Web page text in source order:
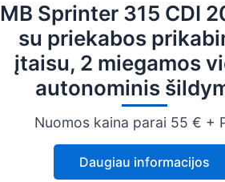
MB Sprinter 315 CDI
su priekabos
įtaisu, 2 miegamos
autonominis
Nuomos kaina parai 55 € +
Daugiau informacijos